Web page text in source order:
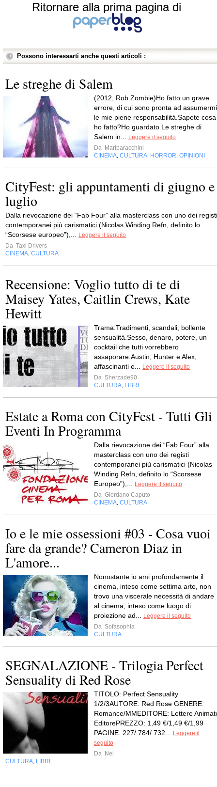
Ritornare alla prima pagina di
Possono interessarti anche questi articoli :
Le streghe di Salem
(2012, Rob Zombie)Ho fatto un grave
errore, di cui sono pronta ad assumermi
le mie piene responsabilità.Sapete cosa
ho fatto?Ho guardato Le streghe di
Salem in...
Leggere il seguito
Da Mariparacchini
CINEMA CULTURA HORROR OPINIONI
CityFest: gli appuntamenti di giugno e
luglio
Dalla rievocazione dei “Fab Four” alla masterclass con uno dei registi
contemporanei più carismatici (Nicolas Winding Refn, definito lo
“Scorsese europeo”),...
Leggere il seguito
Da Taxi Drivers
CINEMA CULTURA
Recensione: Voglio tutto di te di
Maisey Yates, Caitlin Crews, Kate
Hewitt
Trama:Tradimenti, scandali, bollente
sensualità.Sesso, denaro, potere, un
cocktail che tutti vorrebbero
assaporare.Austin, Hunter e Alex,
affascinanti e...
Leggere il seguito
Da Sherzade90
CULTURA LIBRI
Estate a Roma con CityFest - Tutti Gli
Eventi In Programma
Dalla rievocazione dei “Fab Four” alla
masterclass con uno dei registi
contemporanei più carismatici (Nicolas
Winding Refn, definito lo “Scorsese
Europeo”),...
Leggere il seguito
Da Giordano Caputo
CINEMA CULTURA
Io e le mie ossessioni #03 - Cosa vuoi
fare da grande? Cameron Diaz in
L'amore...
Nonostante io ami profondamente il
cinema, inteso come settima arte, non
trovo una viscerale necessità di andare
al cinema, inteso come luogo di
proiezione ad...
Leggere il seguito
Da Sofasophia
CULTURA
SEGNALAZIONE - Trilogia Perfect
Sensuality di Red Rose
TITOLO: Perfect Sensuality
1/2/3AUTORE: Red Rose GENERE:
Romance/MMEDITORE: Lettere
EditorePREZZO: 1,49 €/1,49 €/1,99
PAGINE: 227/ 784/ 732...
Leggere il
seguito
Da Nel
CULTURA LIBRI